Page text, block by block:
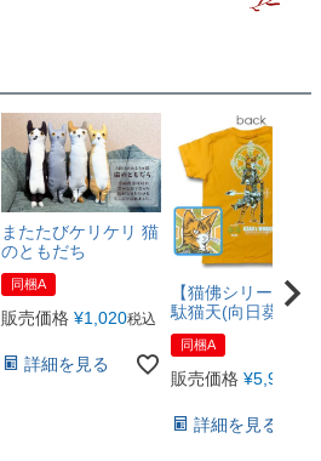
またたびケリケリ 猫
のともだち
同梱A
販売価格 ¥1,020税込
詳細を見る
【猫佛シリーズ】
駄猫天(向日葵色)
同梱A
販売価格 ¥5,940
詳細を見る